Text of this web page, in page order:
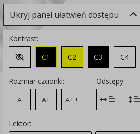
Ukryj panel ułatwień dostępu
Kontrast:
Zmień kontrast na domyślny
C1 C2 C3 C4
Rozmiar czcionki:
A
A+ A++
Odstępy:
Zmień
Lektor: